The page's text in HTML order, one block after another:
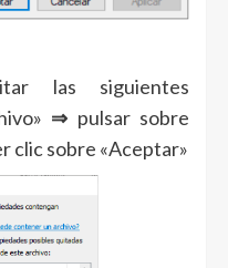
las siguientes
⇒ pulsar sobre
clic sobre «Aceptar»